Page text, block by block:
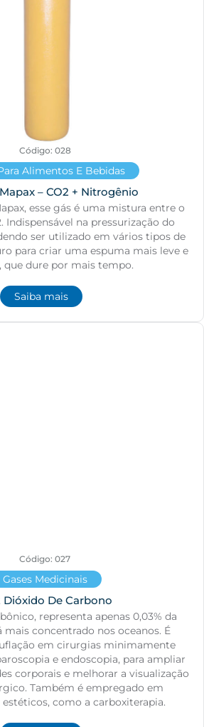
Código: 028
Alimentos E Bebidas
– CO2 + Nitrogênio
esse gás é uma mistura entre o
Indispensável na pressurização do
ser utilizado em vários tipos de
para criar uma espuma mais leve e
que dure por mais tempo.
Saiba mais
Código: 027
Gases Medicinais
Dióxido De Carbono
representa apenas 0,03% da
mais concentrado nos oceanos. É
em cirurgias minimamente
e endoscopia, para ampliar
corporais e melhorar a visualização
Também é empregado em
como a carboxiterapia.